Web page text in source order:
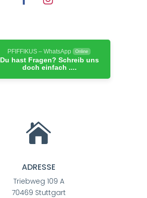
PFIFFIKUS – WhatsApp Online
Du hast Fragen? Schreib uns
doch einfach ....

ADRESSE
Triebweg 109 A
70469 Stuttgart